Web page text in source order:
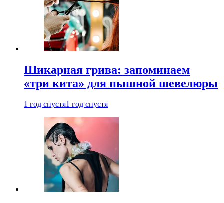
Шикарная грива: запоминаем
«три кита» для пышной шевелюры
1 год спустя1 год спустя